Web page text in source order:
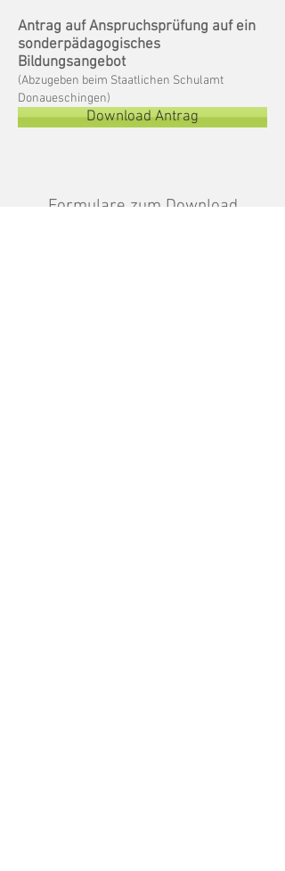
Antrag auf Anspruchsprüfung auf ein
sonderpädagogisches
Bildungsangebot
(Abzugeben beim Staatlichen Schulamt
Donaueschingen)
Download Antrag
Formulare zum Download